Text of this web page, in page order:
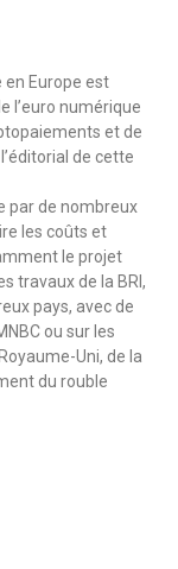
en Europe est
l’euro numérique
et de
de cette
par de nombreux
les coûts et
le projet
travaux de la BRI,
pays, avec de
ou sur les
Uni, de la
du rouble